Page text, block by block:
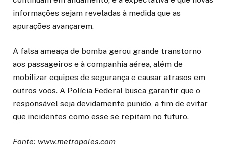
informações sejam reveladas à medida que as
apurações avançarem.
A falsa ameaça de bomba gerou grande transtorno
aos passageiros e à companhia aérea, além de
mobilizar equipes de segurança e causar atrasos em
outros voos. A Polícia Federal busca garantir que o
responsável seja devidamente punido, a fim de evitar
que incidentes como esse se repitam no futuro.
Fonte: www.metropoles.com